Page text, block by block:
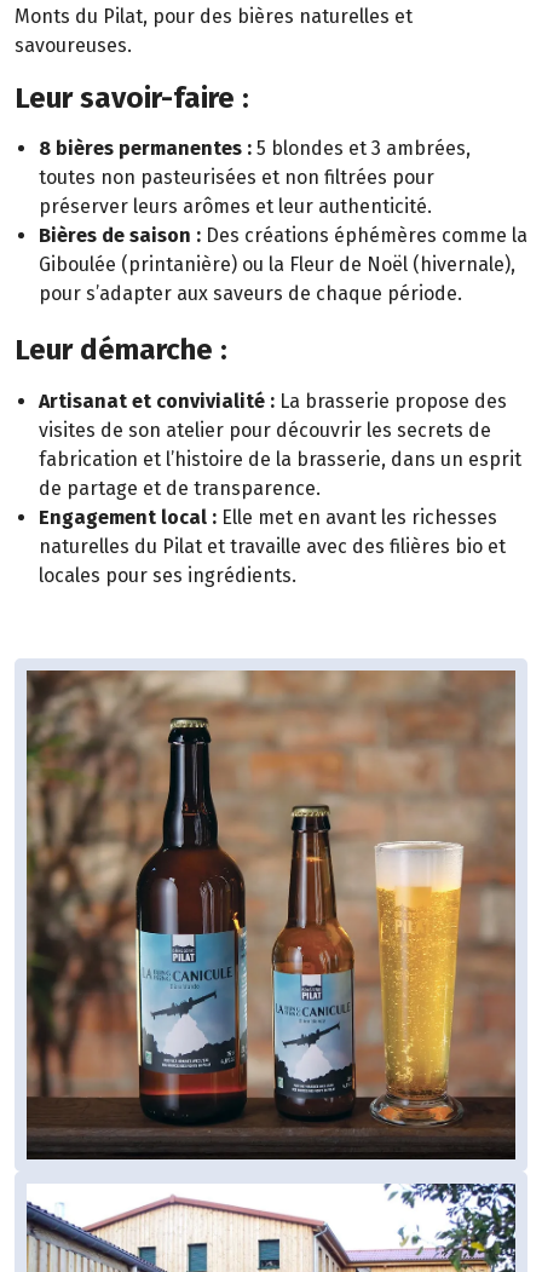
Monts du Pilat, pour des bières naturelles et
savoureuses.
Leur savoir-faire :
8 bières permanentes : 5 blondes et 3 ambrées,
toutes non pasteurisées et non filtrées pour
préserver leurs arômes et leur authenticité.
Bières de saison : Des créations éphémères comme la
Giboulée (printanière) ou la Fleur de Noël (hivernale),
pour s’adapter aux saveurs de chaque période.
Leur démarche :
Artisanat et convivialité : La brasserie propose des
visites de son atelier pour découvrir les secrets de
fabrication et l’histoire de la brasserie, dans un esprit
de partage et de transparence.
Engagement local : Elle met en avant les richesses
naturelles du Pilat et travaille avec des filières bio et
locales pour ses ingrédients.